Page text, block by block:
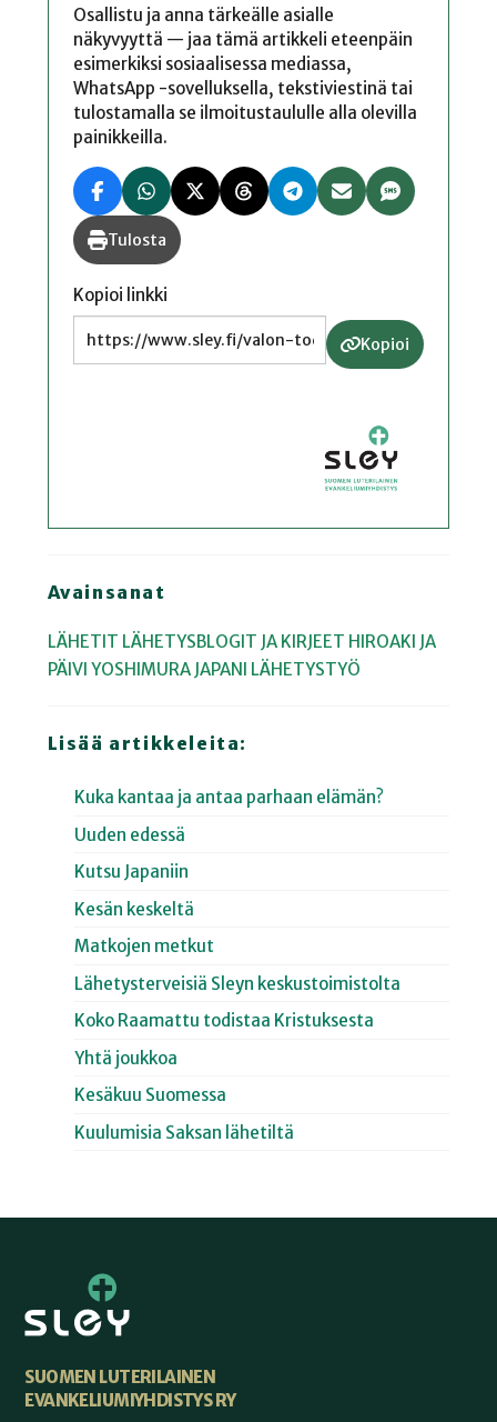
Osallistu ja anna tärkeälle asialle
näkyvyyttä — jaa tämä artikkeli eteenpäin
esimerkiksi sosiaalisessa mediassa,
WhatsApp -sovelluksella, tekstiviestinä tai
tulostamalla se ilmoitustaululle alla olevilla
painikkeilla.
Tulosta
Kopioi linkki
Kopioi
Avainsanat
LÄHETIT LÄHETYSBLOGIT JA KIRJEET HIROAKI JA
PÄIVI YOSHIMURA JAPANI LÄHETYSTYÖ
Lisää artikkeleita:
Kuka kantaa ja antaa parhaan elämän?
Uuden edessä
Kutsu Japaniin
Kesän keskeltä
Matkojen metkut
Lähetysterveisiä Sleyn keskustoimistolta
Koko Raamattu todistaa Kristuksesta
Yhtä joukkoa
Kesäkuu Suomessa
Kuulumisia Saksan lähetiltä
SUOMEN LUTERILAINEN
EVANKELIUMIYHDISTYS RY